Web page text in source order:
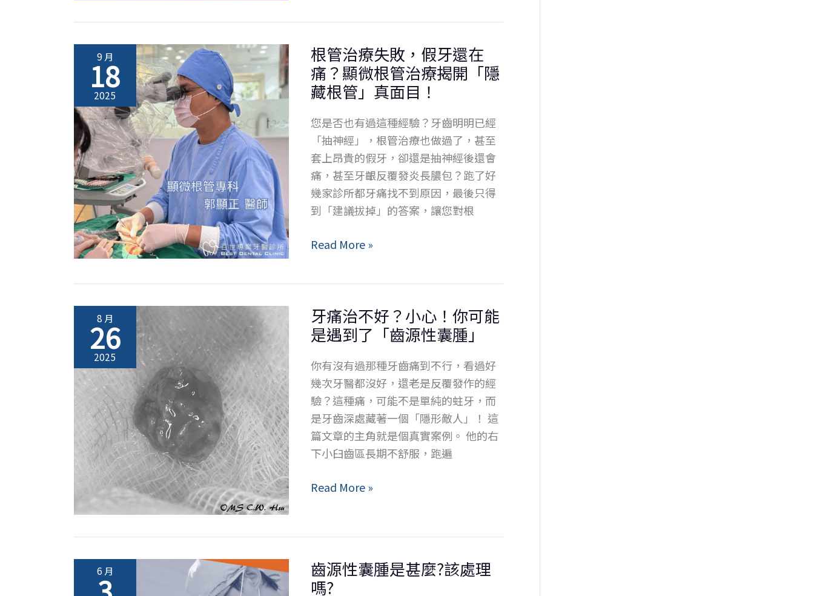
小
惡
性
循
正
換，
還
該
牙
冠
嗎？
9 月
18
2025
根管治療失敗，假牙還在
痛？顯微根管治療揭開「隱
藏根管」真面目！
您是否也有過這種經驗？牙齒明明已經
「抽神經」，根管治療也做過了，甚至
套上昂貴的假牙，卻還是抽神經後還會
痛，甚至牙齦反覆發炎長膿包？跑了好
幾家診所都牙痛找不到原因，最後只得
到「建議拔掉」的答案，讓您對根
根
失
敗，
牙
還
在
痛？
顯
微
管
揭
開
「隱
Read More »
8 月
26
2025
牙痛治不好？小心！你可能
是遇到了「齒源性囊腫」
你有沒有過那種牙齒痛到不行，看過好
幾次牙醫都沒好，還老是反覆發作的經
驗？這種痛，可能不是單純的蛀牙，而
是牙齒深處藏著一個「隱形敵人」！ 這
篇文章的主角就是個真實案例。 他的右
下小臼齒區長期不舒服，跑遍
牙
不
小
心！
Read More »
6 月
齒源性囊腫是甚麼?該處理
嗎?